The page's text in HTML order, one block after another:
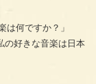
何ですか？」
好きな音楽は日本